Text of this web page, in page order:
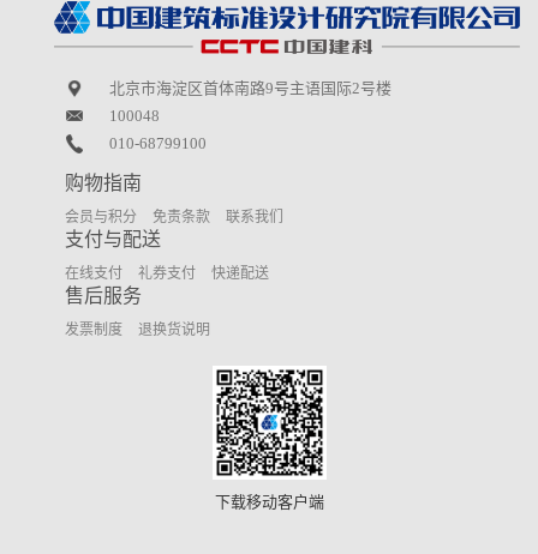
北京市海淀区首体南路9号主语国际2号楼
100048
010-68799100
购物指南
会员与积分 免责条款 联系我们
支付与配送
在线支付 礼券支付 快递配送
售后服务
发票制度 退换货说明
下载移动客户端